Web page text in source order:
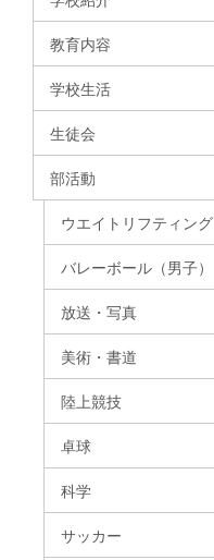
教育内容
学校生活
生徒会
部活動
ウエイトリフティング
バレーボール（男子）
放送・写真
美術・書道
陸上競技
卓球
科学
サッカー